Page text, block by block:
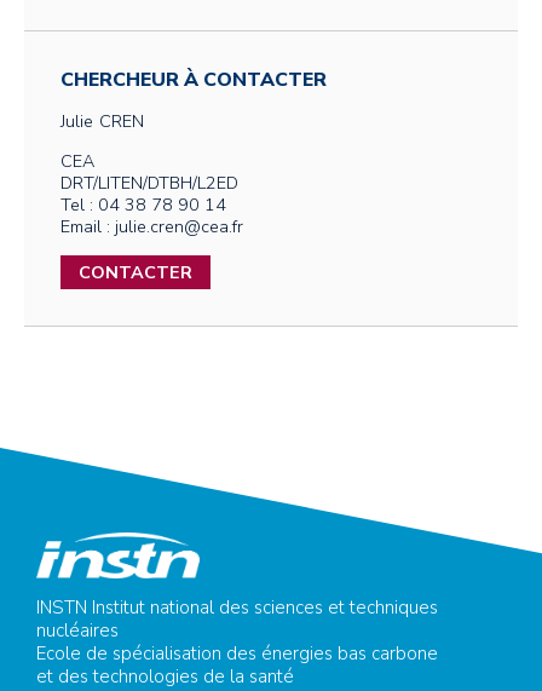
CHERCHEUR À CONTACTER
Julie CREN
CEA
DRT/LITEN/DTBH/L2ED
Tel : 04 38 78 90 14
Email : julie.cren@cea.fr
CONTACTER
INSTN Institut national des sciences et techniques
nucléaires
Ecole de spécialisation des énergies bas carbone
et des technologies de la santé